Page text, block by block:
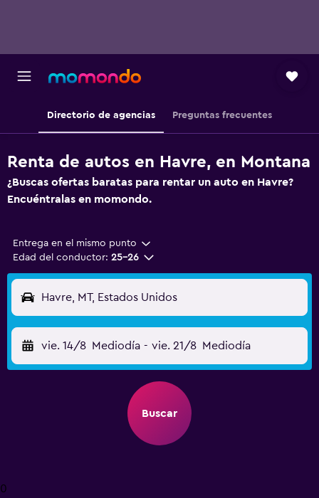
Directorio de agencias Preguntas frecuentes
Renta de autos en Havre, en Montana
¿Buscas ofertas baratas para rentar un auto en Havre?
Encuéntralas en momondo.
Entrega en el mismo punto
Edad del conductor: 25-26
Havre, MT, Estados Unidos
vie. 14/8 Mediodía - vie. 21/8 Mediodía
Buscar
0